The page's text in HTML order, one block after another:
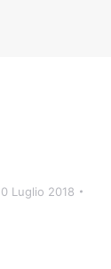
Luglio 2018